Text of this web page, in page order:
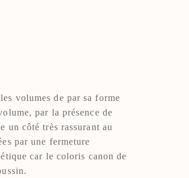
volumes de par sa forme
par la présence de
un côté très rassurant au
par une fermeture
car le coloris canon de